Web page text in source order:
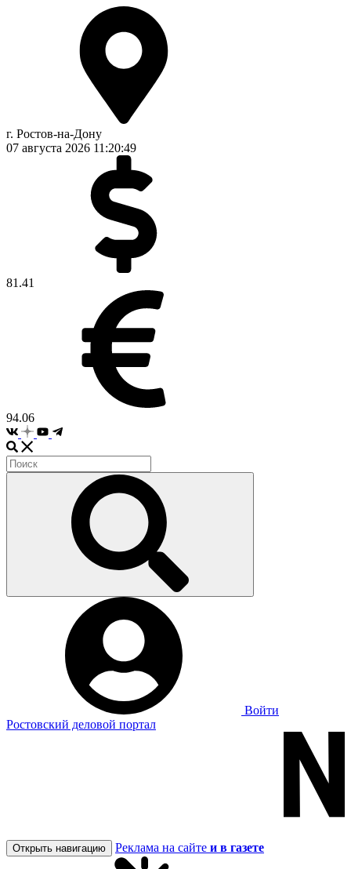
г. Ростов-на-Дону
07 августа 2026 11:20:50
81.41
94.06
Войти
Ростовский деловой портал
Открыть навигацию Реклама на сайте и в газете